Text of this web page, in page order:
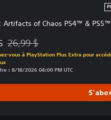
Artifacts of Chaos PS4™ & PS5™
Remise par rapport au prix
26,99 $
vous à PlayStation Plus Extra pour
: 8/18/2026 04:00 PM UTC